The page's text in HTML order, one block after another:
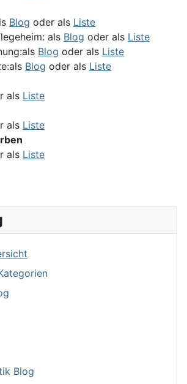
Blog
Blog oder als Liste
als Blog oder als Liste
Blog oder als Liste
Blog oder als Liste
als Liste
als Liste
als Liste